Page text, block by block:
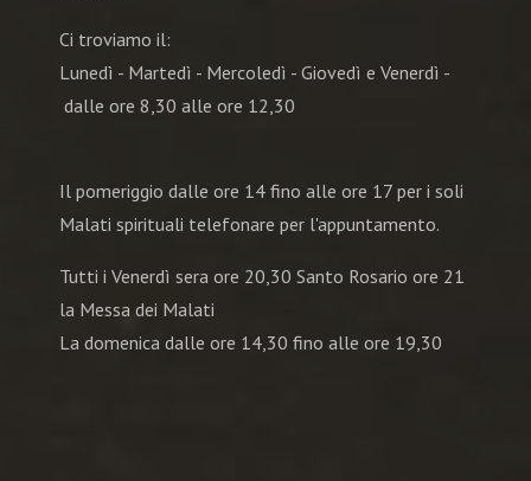
Ci troviamo il:
Lunedì - Martedì - Mercoledì - Giovedì e Venerdì -
dalle ore 8,30 alle ore 12,30
Il pomeriggio dalle ore 14 fino alle ore 17 per i soli
Malati spirituali telefonare per l'appuntamento.
Tutti i Venerdì sera ore 20,30 Santo Rosario ore 21
la Messa dei Malati
La domenica dalle ore 14,30 fino alle ore 19,30